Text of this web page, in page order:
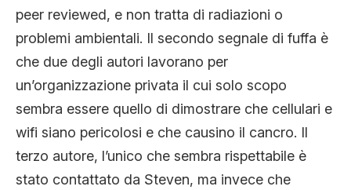
peer reviewed, e non tratta di radiazioni o
problemi ambientali. Il secondo segnale di fuffa è
che due degli autori lavorano per
un’organizzazione privata il cui solo scopo
sembra essere quello di dimostrare che cellulari e
wifi siano pericolosi e che causino il cancro. Il
terzo autore, l’unico che sembra rispettabile è
stato contattato da Steven, ma invece che